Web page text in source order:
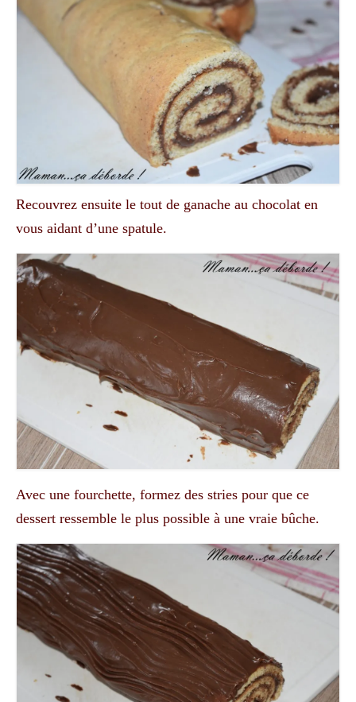
Recouvrez ensuite le tout de ganache au chocolat en
vous aidant d’une spatule.
Avec une fourchette, formez des stries pour que ce
dessert ressemble le plus possible à une vraie bûche.